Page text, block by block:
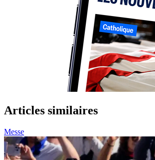
Articles similaires
Messe